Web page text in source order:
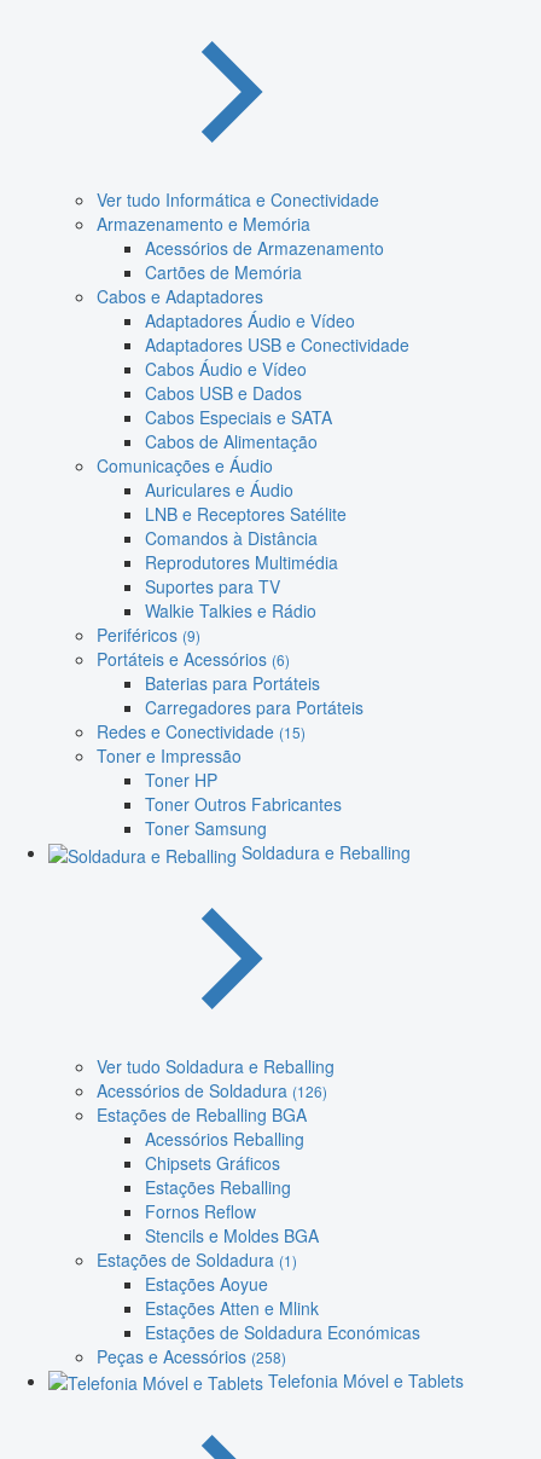
Ver tudo Informática e Conectividade
Armazenamento e Memória
Acessórios de Armazenamento
Cartões de Memória
Cabos e Adaptadores
Adaptadores Áudio e Vídeo
Adaptadores USB e Conectividade
Cabos Áudio e Vídeo
Cabos USB e Dados
Cabos Especiais e SATA
Cabos de Alimentação
Comunicações e Áudio
Auriculares e Áudio
LNB e Receptores Satélite
Comandos à Distância
Reprodutores Multimédia
Suportes para TV
Walkie Talkies e Rádio
Periféricos (9)
Portáteis e Acessórios (6)
Baterias para Portáteis
Carregadores para Portáteis
Redes e Conectividade (15)
Toner e Impressão
Toner HP
Toner Outros Fabricantes
Toner Samsung
Soldadura e Reballing
Ver tudo Soldadura e Reballing
Acessórios de Soldadura (126)
Estações de Reballing BGA
Acessórios Reballing
Chipsets Gráficos
Estações Reballing
Fornos Reflow
Stencils e Moldes BGA
Estações de Soldadura (1)
Estações Aoyue
Estações Atten e Mlink
Estações de Soldadura Económicas
Peças e Acessórios (258)
Telefonia Móvel e Tablets